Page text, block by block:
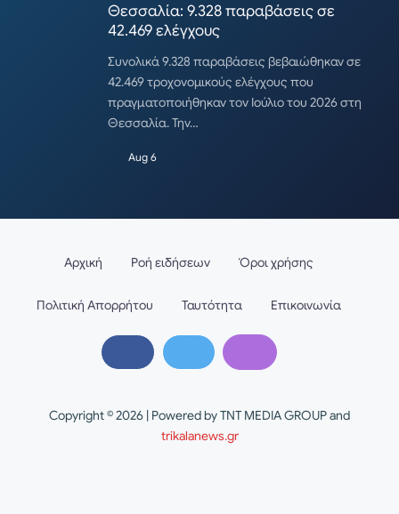
Θεσσαλία: 9.328 παραβάσεις σε
42.469 ελέγχους
Συνολικά 9.328 παραβάσεις βεβαιώθηκαν σε
42.469 τροχονομικούς ελέγχους που
πραγματοποιήθηκαν τον Ιούλιο του 2026 στη
Θεσσαλία. Την…
Aug 6
Copyright © 2026 | Powered by TNT MEDIA GROUP and
trikalanews.gr
Αρχική Ροή ειδήσεων Όροι χρήσης
Πολιτική Απορρήτου Ταυτότητα Επικοινωνία